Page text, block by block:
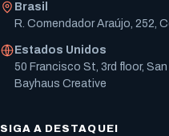
Brasil
R. Comendador Araújo, 252,
Estados Unidos
50 Francisco St, 3rd floor,
Bayhaus Creative
SIGA A DESTAQUEI